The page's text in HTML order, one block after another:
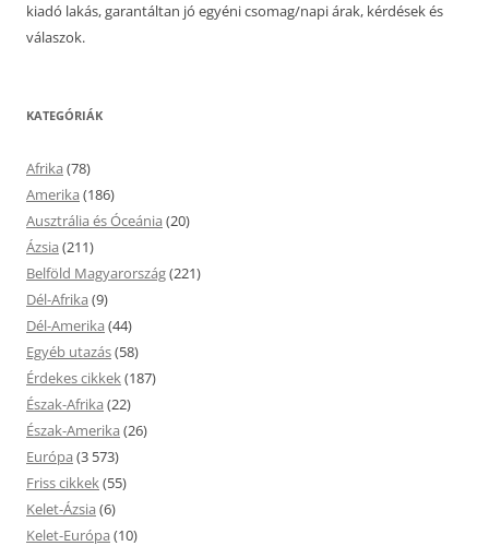
kiadó lakás, garantáltan jó egyéni csomag/napi árak, kérdések és
válaszok.
KATEGÓRIÁK
Afrika (78)
Amerika (186)
Ausztrália és Óceánia (20)
Ázsia (211)
Belföld Magyarország(221)
Dél-Afrika (9)
Dél-Amerika (44)
Egyéb utazás(58)
Érdekes cikkek(187)
Észak-Afrika (22)
Észak-Amerika (26)
Európa (3 573)
Friss cikkek(55)
Kelet-Ázsia (6)
Kelet-Európa (10)